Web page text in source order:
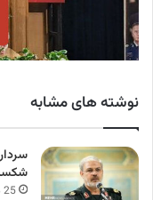
نوشته های مشابه
25 دقیقه پیش